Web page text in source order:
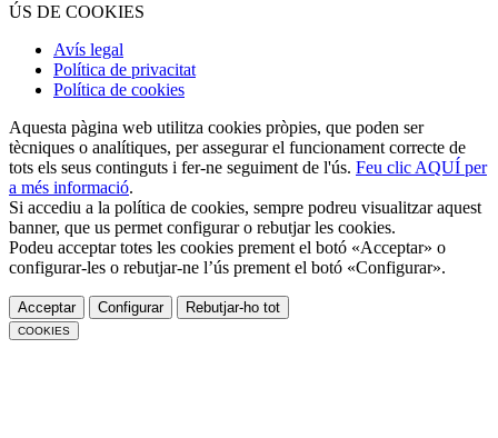
ÚS DE COOKIES
Avís legal
Política de privacitat
Política de cookies
Aquesta pàgina web utilitza cookies pròpies, que poden ser
tècniques o analítiques, per assegurar el funcionament correcte de
tots els seus continguts i fer-ne seguiment de l'ús. Feu clic AQUÍ per
a més informació.
Si accediu a la política de cookies, sempre podreu visualitzar aquest
banner, que us permet configurar o rebutjar les cookies.
Podeu acceptar totes les cookies prement el botó «Acceptar» o
configurar-les o rebutjar-ne l’ús prement el botó «Configurar».
Acceptar Configurar Rebutjar-ho tot
COOKIES